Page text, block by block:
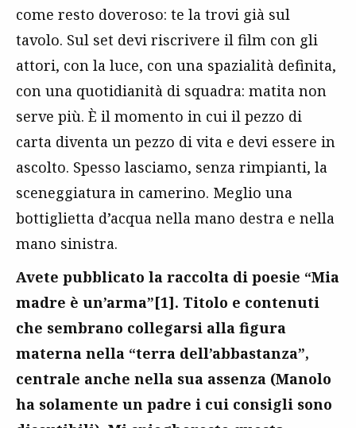
come resto doveroso: te la trovi già sul
tavolo. Sul set devi riscrivere il film con gli
attori, con la luce, con una spazialità definita,
con una quotidianità di squadra: matita non
serve più. È il momento in cui il pezzo di
carta diventa un pezzo di vita e devi essere in
ascolto. Spesso lasciamo, senza rimpianti, la
sceneggiatura in camerino. Meglio una
bottiglietta d’acqua nella mano destra e nella
mano sinistra.
Avete pubblicato la raccolta di poesie “Mia
madre è un’arma”[1]. Titolo e contenuti
che sembrano collegarsi alla figura
materna nella “terra dell’abbastanza”,
centrale anche nella sua assenza (Manolo
ha solamente un padre i cui consigli sono